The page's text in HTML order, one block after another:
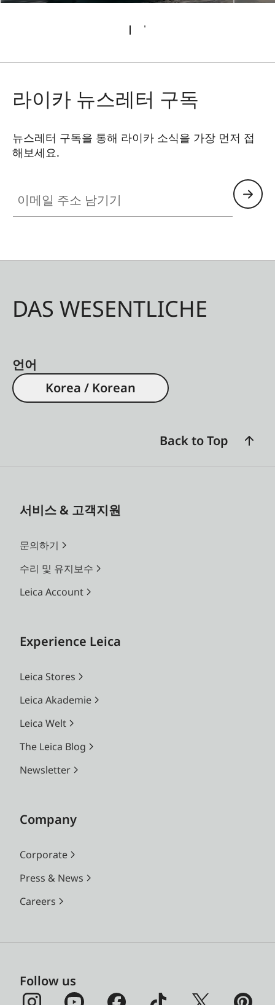
라이카 뉴스레터 구독
뉴스레터 구독을 통해 라이카 소식을 가장 먼저 접
해보세요.
DAS WESENTLICHE
언어
Korea / Korean
Back to Top
서비스 & 고객지원
문의하기
수리 및 유지보수
Leica Account
Experience Leica
Leica Stores
Leica Akademie
Leica Welt
The Leica Blog
Newsletter
Company
Corporate
Press & News
Careers
Follow us